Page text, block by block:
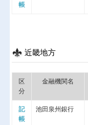
帳
近畿地方
区
分
金融機関名
記
帳
池田泉州銀行